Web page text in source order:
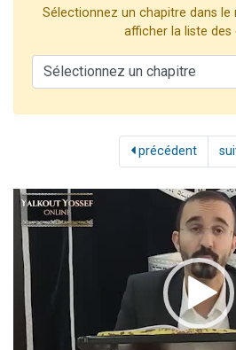
Il reste 49 places
Sélectionnez un chapitre dans
afficher la liste des
précédent